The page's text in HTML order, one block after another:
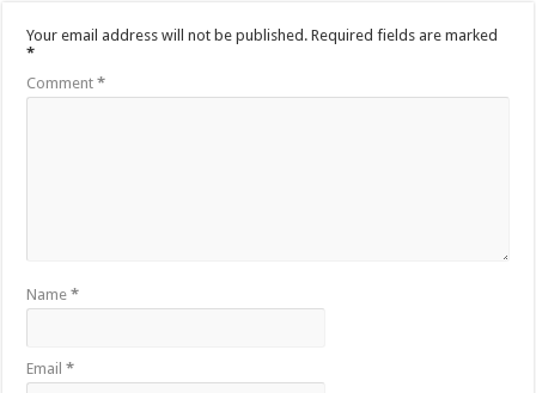
Your email address will not be published. Required fields are marked
*
Comment*
Name*
Email*